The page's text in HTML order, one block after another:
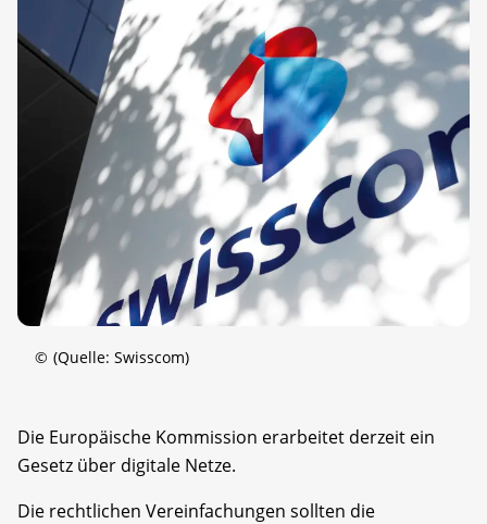
© (Quelle: Swisscom)
Die Europäische Kommission erarbeitet derzeit ein
Gesetz über digitale Netze.
Die rechtlichen Vereinfachungen sollten die